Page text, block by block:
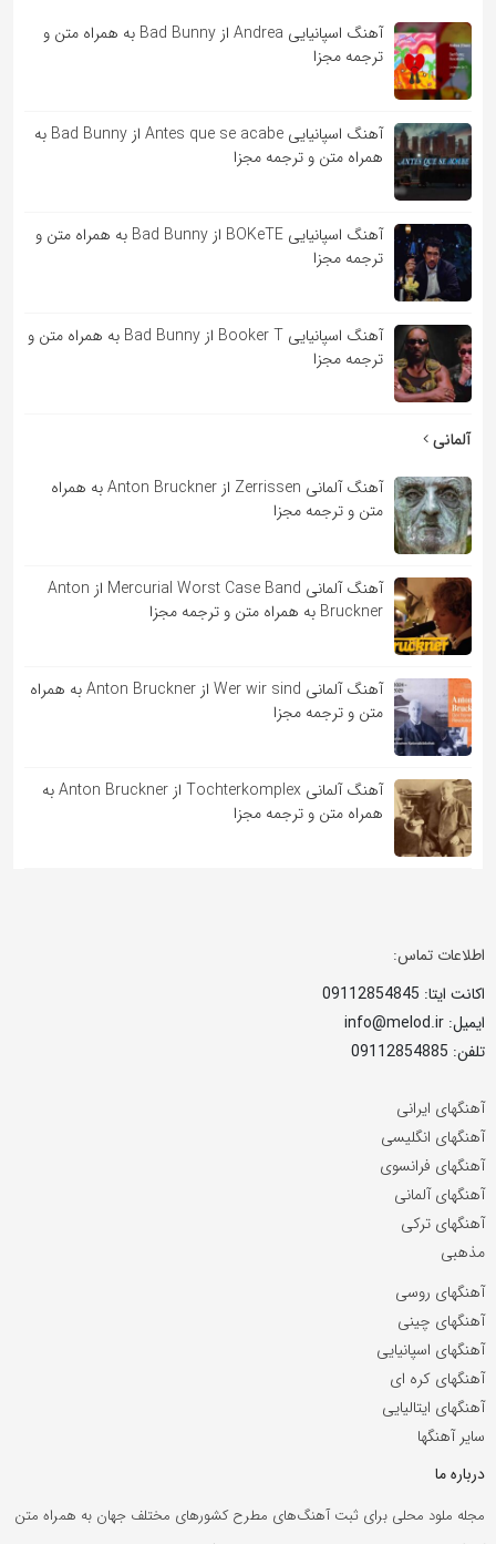
آهنگ اسپانیایی Andrea از Bad Bunny به همراه متن و
ترجمه مجزا
آهنگ اسپانیایی Antes que se acabe از Bad Bunny به
همراه متن و ترجمه مجزا
آهنگ اسپانیایی BOKeTE از Bad Bunny به همراه متن و
ترجمه مجزا
آهنگ اسپانیایی Booker T از Bad Bunny به همراه متن و
ترجمه مجزا
آلمانی
آهنگ آلمانی Zerrissen از Anton Bruckner به همراه
متن و ترجمه مجزا
آهنگ آلمانی Mercurial Worst Case Band از Anton
Bruckner به همراه متن و ترجمه مجزا
آهنگ آلمانی Wer wir sind از Anton Bruckner به همراه
متن و ترجمه مجزا
آهنگ آلمانی Tochterkomplex از Anton Bruckner به
همراه متن و ترجمه مجزا
اطلاعات تماس:
اکانت ایتا: 09112854845
ایمیل: info@melod.ir
تلفن: 09112854885
آهنگهای ایرانی
آهنگهای انگلیسی
آهنگهای فرانسوی
آهنگهای آلمانی
آهنگهای ترکی
مذهبی
آهنگهای روسی
آهنگهای چینی
آهنگهای اسپانیایی
آهنگهای کره ای
آهنگهای ایتالیایی
سایر آهنگها
درباره ما
مجله ملود محلی برای ثبت آهنگ‌های مطرح کشورهای مختلف جهان به همراه متن